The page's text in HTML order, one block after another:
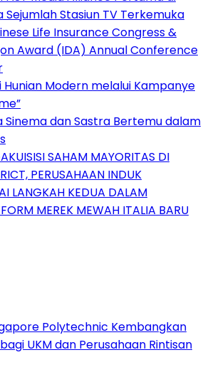
Sejumlah Stasiun TV Terkemuka
Life Insurance Congress &
Award (IDA) Annual Conference
Hunian Modern melalui Kampanye
Sinema dan Sastra Bertemu dalam
SAHAM MAYORITAS DI
PERUSAHAAN INDUK
LANGKAH KEDUA DALAM
MEREK MEWAH ITALIA BARU
Polytechnic Kembangkan
UKM dan Perusahaan Rintisan